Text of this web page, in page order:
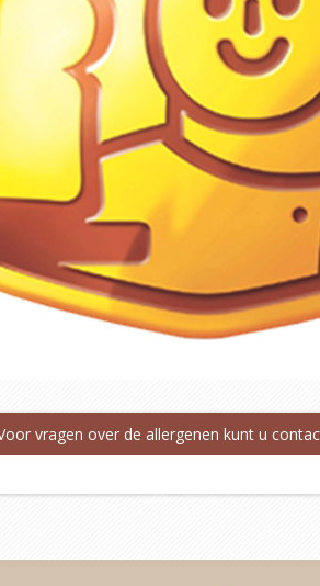
vragen over de allergenen kunt u